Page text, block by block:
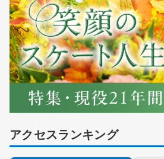
アクセスランキング